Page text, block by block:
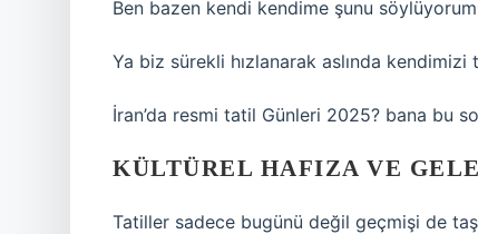
Ben bazen kendi kendime şunu
Ya biz sürekli hızlanarak aslında kendimizi
İran’da resmi tatil Günleri 2025? bana bu
KÜLTÜREL HAFIZA VE
Tatiller sadece bugünü değil geçmişi de